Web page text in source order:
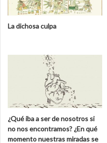
La dichosa culpa
¿Qué iba a ser de nosotros si
no nos encontramos? ¿En qué
momento nuestras miradas se